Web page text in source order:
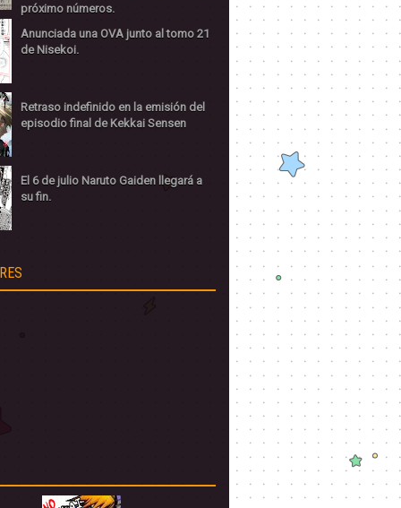
próximo números.
Anunciada una OVA junto al tomo 21
de Nisekoi.
Retraso indefinido en la emisión del
episodio final de Kekkai Sensen
El 6 de julio Naruto Gaiden llegará a
su fin.